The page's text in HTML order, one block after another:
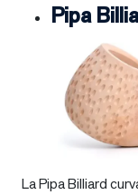
Pipa
La Pipa Billiard